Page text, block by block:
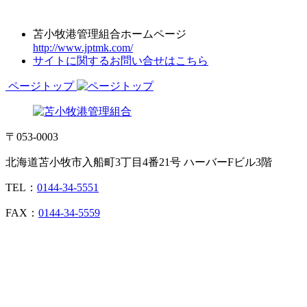
苫小牧港管理組合ホームページ
http://www.jptmk.com/
サイトに関するお問い合せはこちら
ページトップ
〒053-0003
北海道苫小牧市入船町3丁目4番21号 ハーバーFビル3階
TEL： 0144-34-5551
FAX： 0144-34-5559